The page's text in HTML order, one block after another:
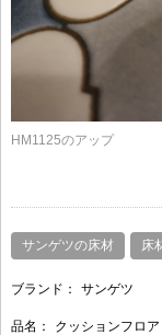
HM1125のアップ
サンゲツの床材 床
ブランド： サンゲツ
品名： クッションフロア